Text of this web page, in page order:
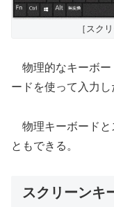
［スク
物理的なキーボー
ードを使って入力し
物理キーボードと
ともできる。
スクリーンキ